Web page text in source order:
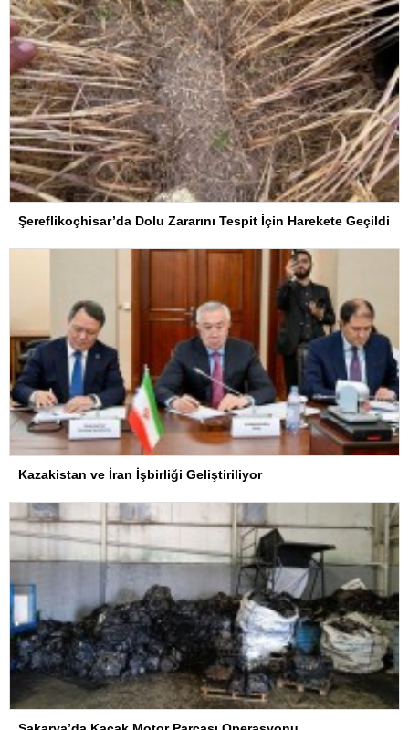
Şereflikoçhisar’da Dolu Zararını Tespit İçin Harekete Geçildi
Kazakistan ve İran İşbirliği Geliştiriliyor